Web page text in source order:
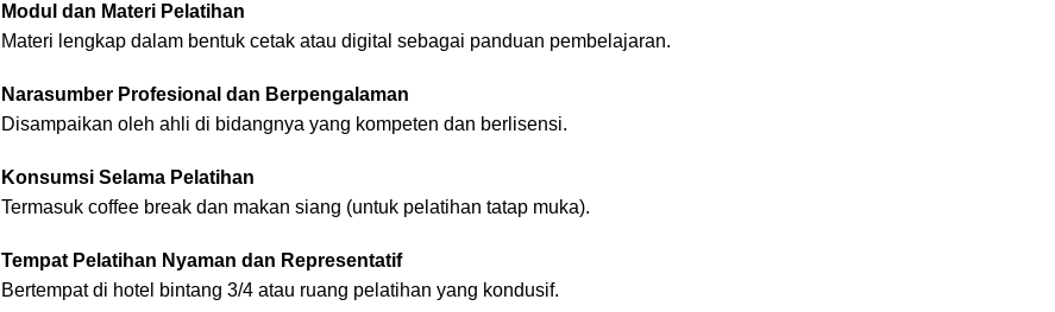
Modul dan Materi Pelatihan
Materi lengkap dalam bentuk cetak atau digital sebagai panduan pembelajaran.
Narasumber Profesional dan Berpengalaman
Disampaikan oleh ahli di bidangnya yang kompeten dan berlisensi.
Konsumsi Selama Pelatihan
Termasuk coffee break dan makan siang (untuk pelatihan tatap muka).
Tempat Pelatihan Nyaman dan Representatif
Bertempat di hotel bintang 3/4 atau ruang pelatihan yang kondusif.